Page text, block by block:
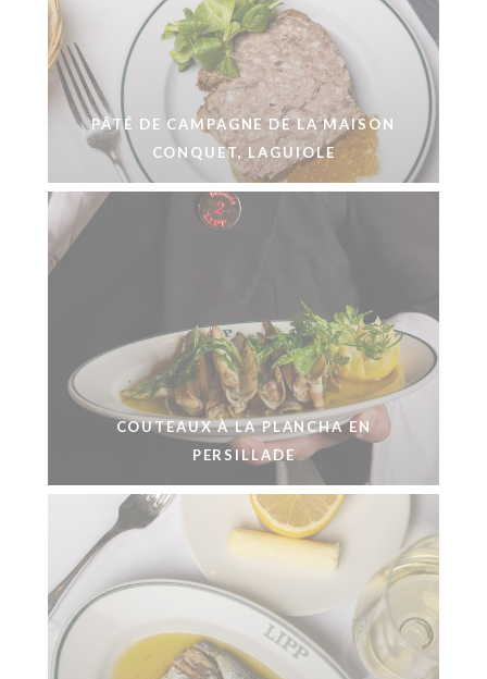
PÂTÉ DE CAMPAGNE DE LA MAISON
CONQUET, LAGUIOLE
COUTEAUX À LA PLANCHA EN
PERSILLADE